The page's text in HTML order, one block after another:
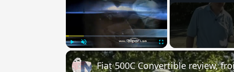
Play Unmute Fullscreen
Fiat 500C Convertible review,